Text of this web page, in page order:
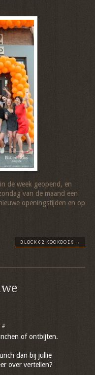
de week geopend, en
van de maand een
openingstijden en op
BLOCK 62 KOOKBOEK →
#
of ontbijten.
dan bij jullie
over vertellen?